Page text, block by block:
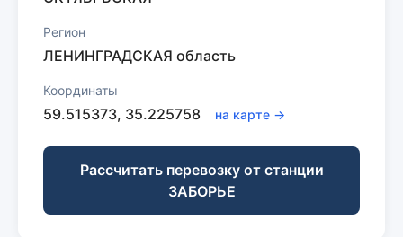
Регион
ЛЕНИНГРАДСКАЯ область
Координаты
59.515373, 35.225758 на карте →
Рассчитать перевозку от станции
ЗАБОРЬЕ